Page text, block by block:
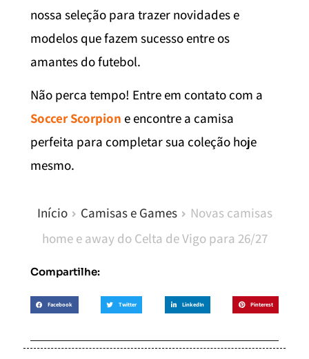
nossa seleção para trazer novidades e
modelos que fazem sucesso entre os
amantes do futebol.
Não perca tempo! Entre em contato com a
Soccer Scorpion e encontre a camisa
perfeita para completar sua coleção hoje
mesmo.
Início Camisas e Games
Novas camisas
home e away do Celta de Vigo para 26/27
Compartilhe:
Facebook Twitter LinkedIn Pinterest